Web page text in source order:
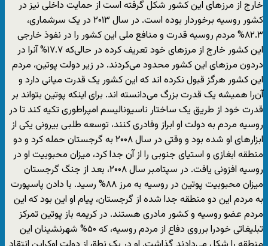
خارج از مرزهای این کشور شکل گرفته است از حمایت داخلی نیز در
کشور روسیه برخوردار بوده است. در سال ۲۰۱۳ در یک سرشماری،
۸۲.۳% مردم روسیه قدرت و منافع ملی این کشور را در نفوذ خارجی
این کشور خارج از مرزهای خود تعریف کرده در حالی‌که ۱۷.۷% آنرا در
دردون مرزهای این کشور محدود می‌کردند. در زیر دولت پوتین، مردم
این کشور هرگز قبول نکرده اند که این کشور یک قدرت میانی دارد و
آن‌را همیشه یک قدرت بزرگ می‌دانسته اند. برای اینکه پوتین بتواند بر
قدرت خود از طریق یک ساختار ناسیونالیسم امپراطوری تکیه کند تا در
روسیه مردم به دولت او ابراز وفادری کنند، توسعه طلبی بیرونی یکی از
ابزارهای او شده بود و وقتی در سال ۲۰۰۸ به گرجستان حمله کرد و دو
منطقه ابغازی و استیای جنوبی را از آن جدا کرد، میزان محبوبیت او در
روسیه افزونی یافت. در سپتامبر سال ۲۰۰۸، بعد از جنگ گرجستان
میزان محبوبیت پوتین در روسیه به مرز ۸۸% رسید. با دادن پاسپورت
به مردم این دو منطقه جدا شده از گرجستان، پیام او این بود که این
مردم عضو روسیه و کشور مادری هستند. در کریمه باز پوتین تمرکز
تبلیغاتی خودرا برروی دفاع از مردم روسیه، که ۵۰% شهرنشینان این